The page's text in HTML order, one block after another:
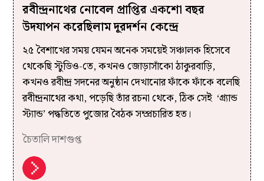
রবীন্দ্রনাথের নোবেল প্রাপ্তির একশো বছর
উদযাপন করেছিলাম দূরদর্শন কেন্দ্রে
২৫ বৈশাখের সময় যেমন অনেক সময়েই সঞ্চালক হিসেবে
থেকেছি স্টুডিও-তে, কখনও জোড়াসাঁকো ঠাকুরবাড়ি,
কখনও রবীন্দ্র সদনের অনুষ্ঠান দেখানোর ফাঁকে ফাঁকে বলেছি
রবীন্দ্রনাথের কথা, পড়েছি তাঁর রচনা থেকে, ঠিক সেই ‘গ্র্যান্ড
স্ট্যান্ড’ পদ্ধতিতে পুজোর বৈঠক সম্প্রচারিত হত।
চৈতালি দাশগুপ্ত